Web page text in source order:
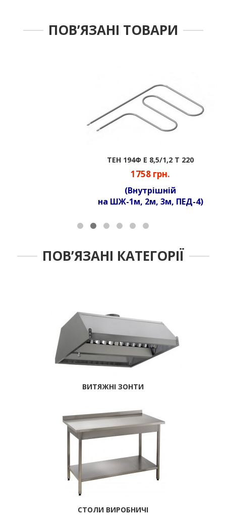
ПОВ’ЯЗАНІ ТОВАРИ
ТЕН 194Ф Е 8,5/1,2 Т 220
1758 грн.
(Внутрішній
на ШЖ-1м, 2м, 3м, ПЕД-4)
ПОВ’ЯЗАНІ КАТЕГОРІЇ
ВИТЯЖНІ ЗОНТИ
СТОЛИ ВИРОБНИЧІ